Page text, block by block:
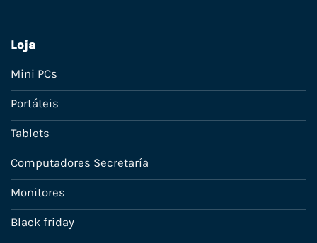
Loja
Mini PCs
Portáteis
Tablets
Computadores Secretaría
Monitores
Black friday